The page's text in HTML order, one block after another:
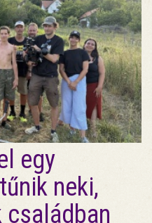
egy
neki,
családban